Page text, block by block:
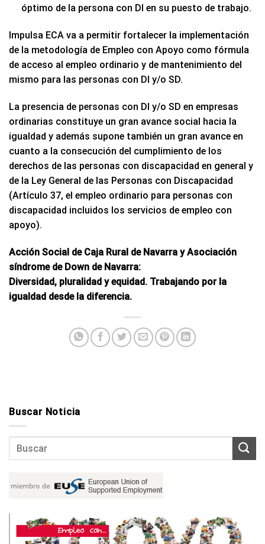
óptimo de la persona con DI en su puesto de trabajo.
Impulsa ECA va a permitir fortalecer la implementación
de la metodología de Empleo con Apoyo como fórmula
de acceso al empleo ordinario y de mantenimiento del
mismo para las personas con DI y/o SD.
La presencia de personas con DI y/o SD en empresas
ordinarias constituye un gran avance social hacia la
igualdad y además supone también un gran avance en
cuanto a la consecución del cumplimiento de los
derechos de las personas con discapacidad en general y
de la Ley General de las Personas con Discapacidad
(Artículo 37, el empleo ordinario para personas con
discapacidad incluidos los servicios de empleo con
apoyo).
Acción Social de Caja Rural de Navarra y Asociación
síndrome de Down de Navarra:
Diversidad, pluralidad y equidad. Trabajando por la
igualdad desde la diferencia.
Buscar Noticia